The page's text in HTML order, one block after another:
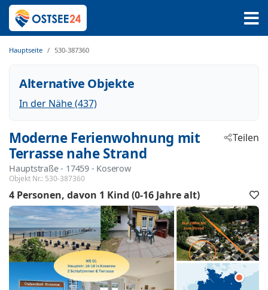
Hauptseite 530-387360
Alternative Objekte
In der Nähe (437)
Moderne Ferienwohnung mit
Terrasse nahe Strand
Hauptstraße - 17459 - Koserow
Objekt Nr.: 530-387360
Teilen
4 Personen davon 1 Kind (0-16 Jahre alt)